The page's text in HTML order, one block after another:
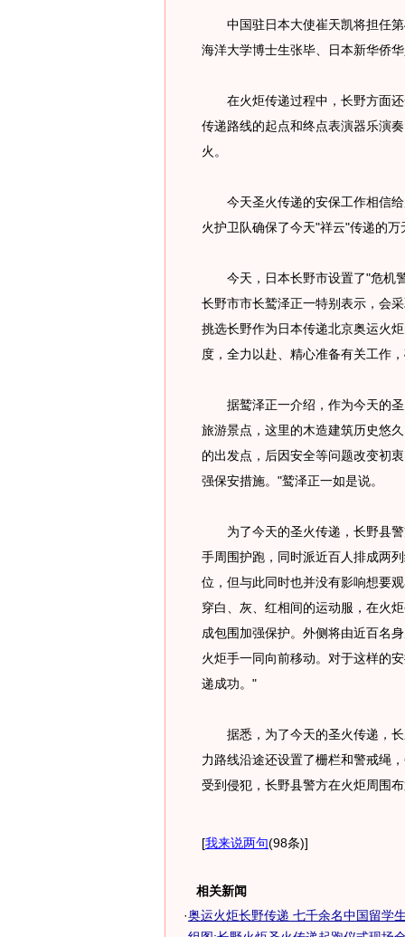
中国驻日本大使崔天凯将担任第
海洋大学博士生张毕、日本新华侨
在火炬传递过程中，长野方面还
传递路线的起点和终点表演器乐演
火。
今天圣火传递的安保工作相信给
火护卫队确保了今天"祥云"传递的万
今天，日本长野市设置了"危机警
长野市市长鹫泽正一特别表示，会
挑选长野作为日本传递北京奥运火
度，全力以赴、精心准备有关工作
据鹫泽正一介绍，作为今天的圣
旅游景点，这里的木造建筑历史悠
的出发点，后因安全等问题改变初
强保安措施。"鹫泽正一如是说。
为了今天的圣火传递，长野县警
手周围护跑，同时派近百人排成两
位，但与此同时也并没有影响想要
穿白、灰、红相间的运动服，在火
成包围加强保护。外侧将由近百名
火炬手一同向前移动。对于这样的
递成功。"
据悉，为了今天的圣火传递，长
力路线沿途还设置了栅栏和警戒绳
受到侵犯，长野县警方在火炬周围
[我来说两句(98条)]
相关新闻
·奥运火炬长野传递 七千余名中国留学